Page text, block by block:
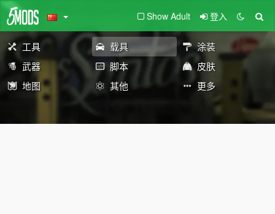
Show Adult 登入
工具 载具
涂装
武器
脚本
皮肤
地图
其他 更多